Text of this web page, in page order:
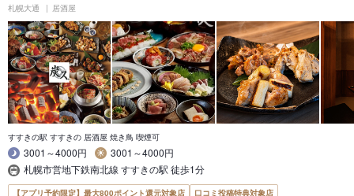
札幌大通 居酒屋
すすきの駅 すすきの 居酒屋 焼き鳥 喫煙可
3001～4000円
3001～4000円
札幌市営地下鉄南北線 すすきの駅 徒歩1分
【アプリ予約限定】最大800ポイント還元対象店
口コミ投稿特典対象店